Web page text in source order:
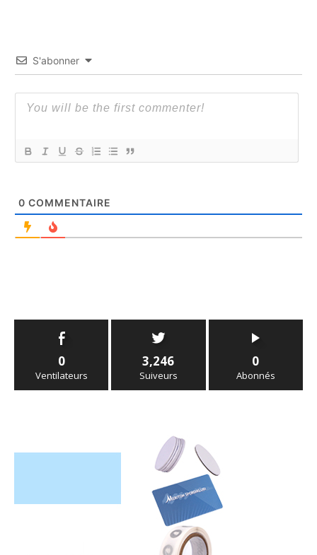
S'abonner
0 COMMENTAIRE
0
Ventilateurs
3,246
Suiveurs
0
Abonnés